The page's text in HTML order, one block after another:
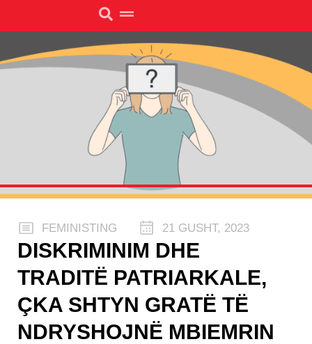
FEMINISTING 21 GUSHT, 2023
DISKRIMINIM DHE
TRADITË PATRIARKALE,
ÇKA SHTYN GRATË TË
NDRYSHOJNË MBIEMRIN